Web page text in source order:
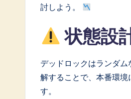
討しよう。
状態設
デッドロックはランダ
解することで、本番環
す。